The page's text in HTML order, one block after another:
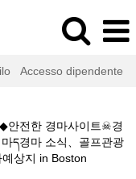
Accesso dipendente
안전한 경마사이트☠경
ད경마 소식、골프관광
상지 in Boston